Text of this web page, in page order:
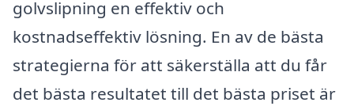
golvslipning en effektiv och
kostnadseffektiv lösning. En av de bästa
strategierna för att säkerställa att du får
det bästa resultatet till det bästa priset är